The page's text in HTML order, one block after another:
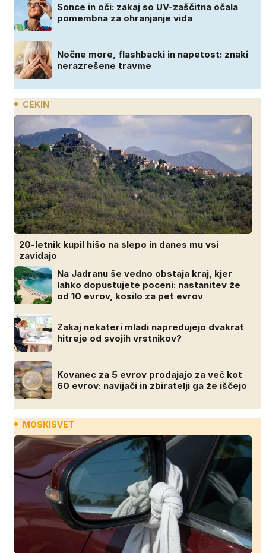
Sonce in oči: zakaj so UV-zaščitna očala
pomembna za ohranjanje vida
Nočne more, flashbacki in napetost: znaki
nerazrešene travme
CEKIN
20-letnik kupil hišo na slepo in danes mu vsi
zavidajo
Na Jadranu še vedno obstaja kraj, kjer
lahko dopustujete poceni: nastanitev že
od 10 evrov, kosilo za pet evrov
Zakaj nekateri mladi napredujejo dvakrat
hitreje od svojih vrstnikov?
Kovanec za 5 evrov prodajajo za več kot
60 evrov: navijači in zbiratelji ga že iščejo
MOSKISVET